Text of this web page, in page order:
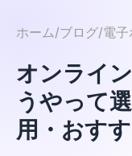
ホーム/ブログ/電
オンライ
うやって
用・おす